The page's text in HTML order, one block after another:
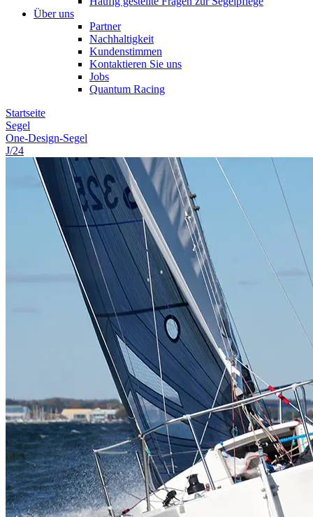
Über uns
Partner
Nachhaltigkeit
Kundenstimmen
Kontaktieren Sie uns
Jobs
Quantum Racing
Startseite
Segel
One-Design-Segel
J/24